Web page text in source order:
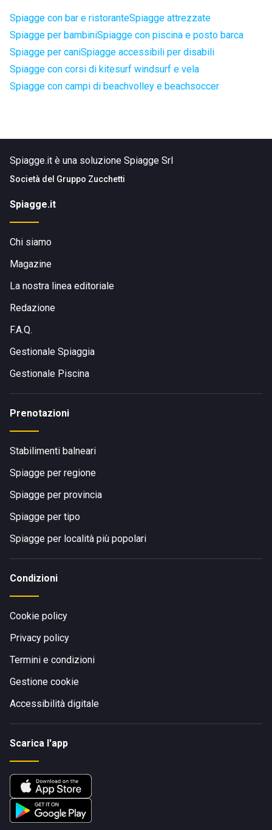
Spiagge con bar e ristoranteSpiagge attrezzate
Spiagge per bambiniSpiagge con piscina e posto barca
Spiagge per caniSpiagge accessibili per disabili
Spiagge con corsi di kitesurf windsurf e vela
Spiagge con campi di beachvolley e beachsoccer
Spiagge.it è una soluzione Spiagge Srl
Società del Gruppo Zucchetti
Spiagge.it
Chi siamo
Magazine
La nostra linea editoriale
Redazione
F.A.Q.
Gestionale Spiaggia
Gestionale Piscina
Prenotazioni
Stabilimenti balneari
Spiagge per regione
Spiagge per provincia
Spiagge per tipo
Spiagge per località più popolari
Condizioni
Cookie policy
Privacy policy
Termini e condizioni
Gestione cookie
Accessibilità digitale
Scarica l'app